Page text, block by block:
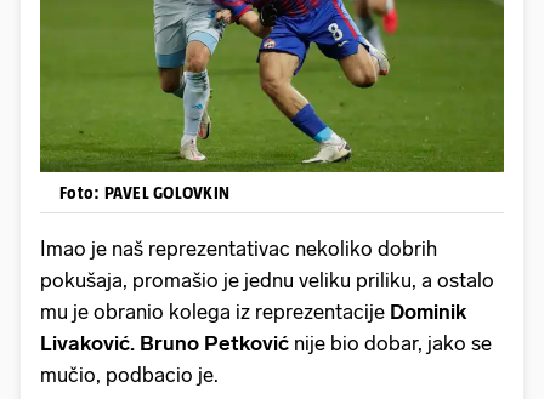
Foto: PAVEL GOLOVKIN
Imao je naš reprezentativac nekoliko dobrih
pokušaja, promašio je jednu veliku priliku, a ostalo
mu je obranio kolega iz reprezentacije Dominik
Livaković. Bruno Petković nije bio dobar, jako se
mučio, podbacio je.